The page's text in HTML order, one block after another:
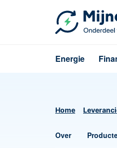
Energie
Home
Over